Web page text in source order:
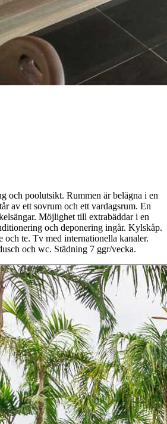
och poolutsikt. Rummen är belägna i en
av ett sovrum och ett vardagsrum. En
Möjlighet till extrabäddar i en
och deponering ingår. Kylskåp.
och te. Tv med internationella kanaler.
och wc. Städning 7 ggr/vecka.